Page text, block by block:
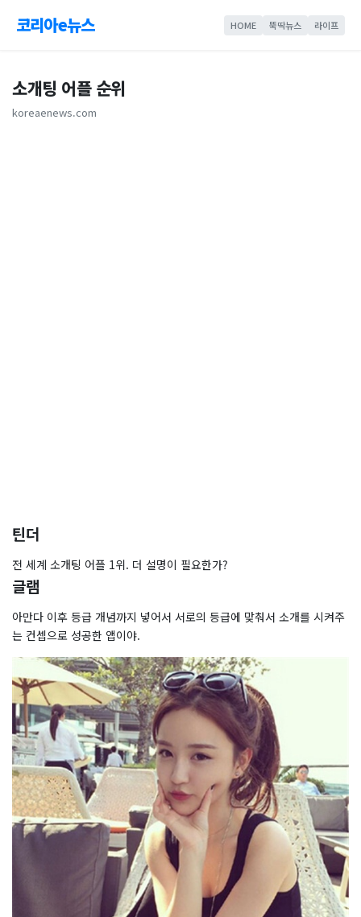
코리아e뉴스 HOME 뚝딱뉴스 라이프
소개팅 어플 순위
koreaenews.com
틴더
전 세계 소개팅 어플 1위. 더 설명이 필요한가?
글램
아만다 이후 등급 개념까지 넣어서 서로의 등급에 맞춰서 소개를 시켜주
는 컨셉으로 성공한 앱이야.